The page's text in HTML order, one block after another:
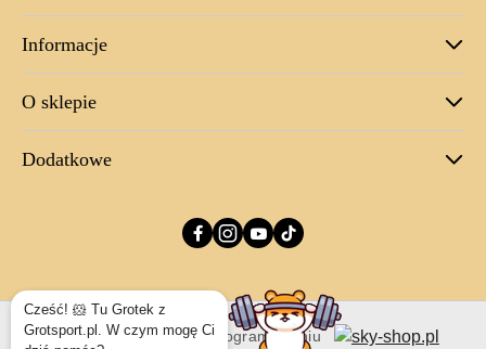
Cześć! 🐹 Tu Grotek z
Grotsport.pl. W czym mogę Ci
Informacje
O sklepie
Dodatkowe
Sklep internetowy na oprogramowaniu